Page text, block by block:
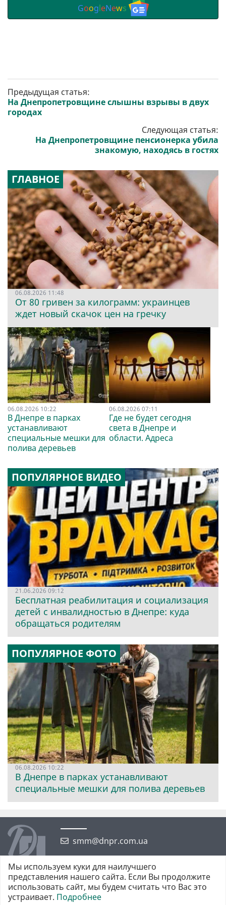
GoogleNews
Предыдущая статья:
На Днепропетровщине слышны взрывы в двух
городах
Следующая статья:
На Днепропетровщине пенсионерка убила
знакомую, находясь в гостях
ГЛАВНОЕ
06.08.2026 11:48
От 80 гривен за килограмм: украинцев
ждет новый скачок цен на гречку
06.08.2026 10:22
В Днепре в парках
устанавливают
специальные мешки для
полива деревьев
06.08.2026 07:11
Где не будет сегодня
света в Днепре и
области. Адреса
ПОПУЛЯРНОЕ ВИДЕО
21.06.2026 09:12
Бесплатная реабилитация и социализация
детей с инвалидностью в Днепре: куда
обращаться родителям
ПОПУЛЯРНОЕ ФОТО
06.08.2026 10:22
В Днепре в парках устанавливают
специальные мешки для полива деревьев
smm@dnpr.com.ua
©2026 https://dnpr.com.ua Дніпровська порадниця
Мы используем куки для наилучшего
представления нашего сайта. Если Вы продолжите
использовать сайт, мы будем считать что Вас это
устраивает. Подробнее